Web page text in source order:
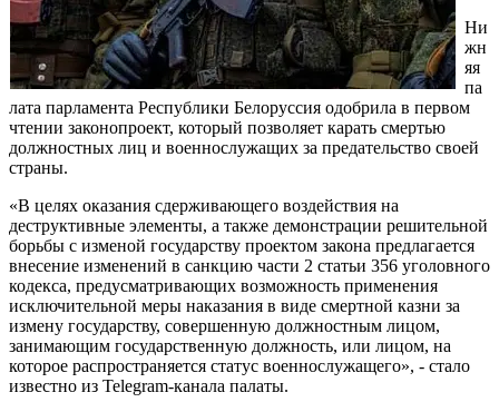
Ни
жн
яя
па
лата парламента Республики Белоруссия одобрила в первом
чтении законопроект, который позволяет карать смертью
должностных лиц и военнослужащих за предательство своей
страны.
«В целях оказания сдерживающего воздействия на
деструктивные элементы, а также демонстрации решительной
борьбы с изменой государству проектом закона предлагается
внесение изменений в санкцию части 2 статьи 356 уголовного
кодекса, предусматривающих возможность применения
исключительной меры наказания в виде смертной казни за
измену государству, совершенную должностным лицом,
занимающим государственную должность, или лицом, на
которое распространяется статус военнослужащего», - стало
известно из Telegram-канала палаты.